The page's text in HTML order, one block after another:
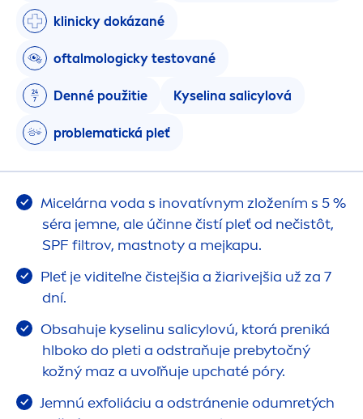
klinicky dokázané
oftalmologicky testované
Denné použitie Kyselina salicylová
problematická pleť
Micelárna voda s inovatívnym zložením s 5 %
séra jemne, ale účinne čistí pleť od nečistôt,
SPF filtrov, mastnoty a mejkapu.
Pleť je viditeľne čistejšia a žiarivejšia už za 7
dní.
Obsahuje kyselinu salicylovú, ktorá preniká
hlboko do pleti a odstraňuje prebytočný
kožný maz a uvoľňuje upchaté póry.
Jemnú exfoliáciu a odstránenie odumretých